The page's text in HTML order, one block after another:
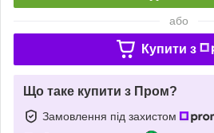
або
Купити з
Що таке купити з Пром?
Замовлення під захистом